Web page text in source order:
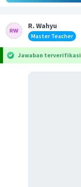
R. Wahyu
Master Teacher
Jawaban terverifikasi